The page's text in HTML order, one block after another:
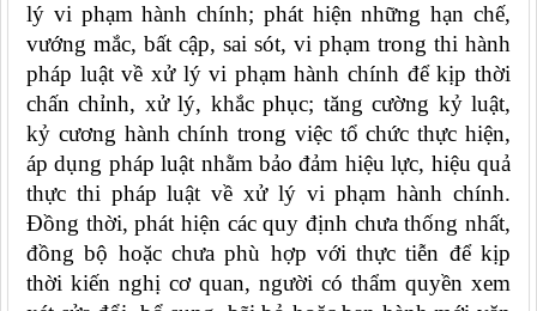
lý vi phạm hành chính; phát hiện những hạn chế,
vướng mắc, bất cập, sai sót, vi phạm trong thi hành
pháp luật về xử lý vi phạm hành chính để kịp thời
chấn chỉnh, xử lý, khắc phục; tăng cường kỷ luật,
kỷ cương hành chính trong việc tổ chức thực hiện,
áp dụng pháp luật nhằm bảo đảm hiệu lực, hiệu quả
thực thi pháp luật về xử lý vi phạm hành chính.
Đồng thời, phát hiện các quy định chưa thống nhất,
đồng bộ hoặc chưa phù hợp với thực tiễn để kịp
thời kiến nghị cơ quan, người có thẩm quyền xem